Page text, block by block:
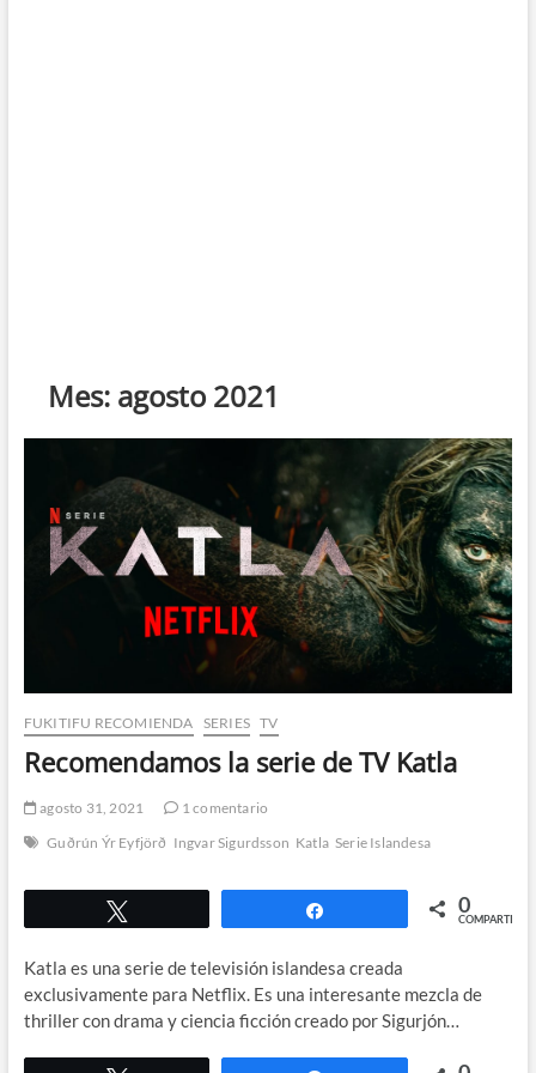
Mes: agosto 2021
FUKITIFU RECOMIENDA SERIES TV
Recomendamos la serie de TV Katla
agosto 31, 2021
1 comentario
Guðrún Ýr Eyfjörð Ingvar Sigurdsson Katla Serie Islandesa
0
COMPARTIR
Katla es una serie de televisión islandesa creada
exclusivamente para Netflix. Es una interesante mezcla de
thriller con drama y ciencia ficción creado por Sigurjón…